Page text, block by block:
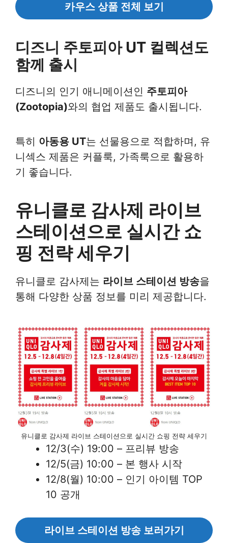
카우스 상품 전체 보기
디즈니 주토피아 UT 컬렉션도
함께 출시
디즈니의 인기 애니메이션인 주토피아
(Zootopia)와의 협업 제품도 출시됩니다.
특히 아동용 UT는 선물용으로 적합하며, 유
니섹스 제품은 커플룩, 가족룩으로 활용하
기 좋습니다.
유니클로 감사제 라이브
스테이션으로 실시간 쇼
핑 전략 세우기
유니클로 감사제는 라이브 스테이션 방송을
통해 다양한 상품 정보를 미리 제공합니다.
유니클로 감사제 라이브 스테이션으로 실시간 쇼핑 전략 세우기
12/3(수) 19:00 – 프리뷰 방송
12/5(금) 10:00 – 본 행사 시작
12/8(월) 10:00 – 인기 아이템 TOP
10 공개
라이브 스테이션 방송 보러가기